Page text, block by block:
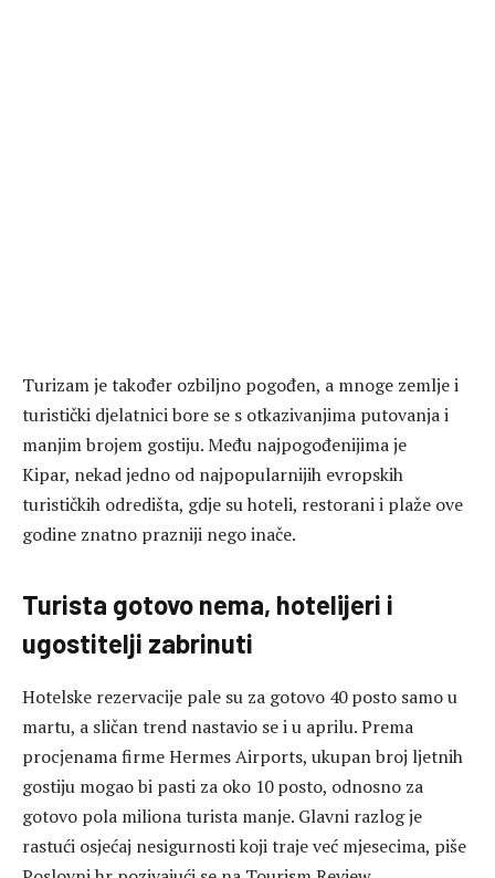
Turizam je također ozbiljno pogođen, a mnoge zemlje i
turistički djelatnici bore se s otkazivanjima putovanja i
manjim brojem gostiju. Među najpogođenijima je
Kipar, nekad jedno od najpopularnijih evropskih
turističkih odredišta, gdje su hoteli, restorani i plaže ove
godine znatno prazniji nego inače.
Turista gotovo nema, hotelijeri i
ugostitelji zabrinuti
Hotelske rezervacije pale su za gotovo 40 posto samo u
martu, a sličan trend nastavio se i u aprilu. Prema
procjenama firme Hermes Airports, ukupan broj ljetnih
gostiju mogao bi pasti za oko 10 posto, odnosno za
gotovo pola miliona turista manje. Glavni razlog je
rastući osjećaj nesigurnosti koji traje već mjesecima, piše